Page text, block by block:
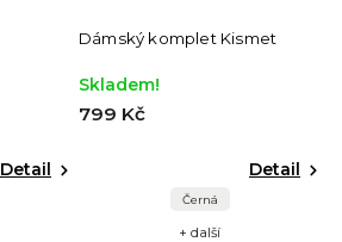
Detail
Dámský komplet Kismet
Skladem!
799 Kč
Detail
Černá
+ další